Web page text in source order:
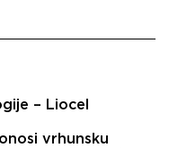
– Liocel
vrhunsku